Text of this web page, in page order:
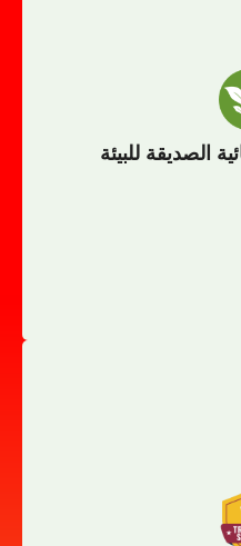
الصديقة للبيئة
الصديقة للبيئة
صديقة للبيئة
التطوير المستمر لتقديم